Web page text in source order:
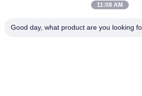
11:08 AM
Good day, what product are you looking